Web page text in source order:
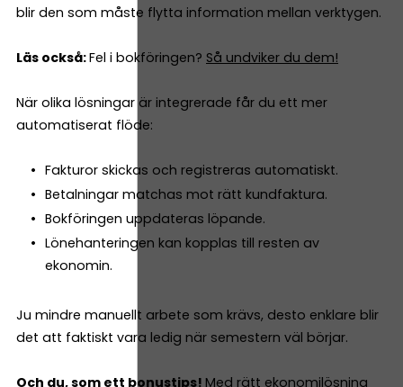
blir den som måste flytta information mellan verktygen.
Läs också:Fel i bokföringen? Så undviker du dem!
När olika lösningar är integrerade får du ett mer
automatiserat flöde:
Fakturor skickas och registreras automatiskt.
Betalningar matchas mot rätt kundfaktura.
Bokföringen uppdateras löpande.
Lönehanteringen kan kopplas till resten av
ekonomin.
Ju mindre manuellt arbete som krävs, desto enklare blir
det att faktiskt vara ledig när semestern väl börjar.
Och du, som ett bonustips! Med rätt ekonomilösning